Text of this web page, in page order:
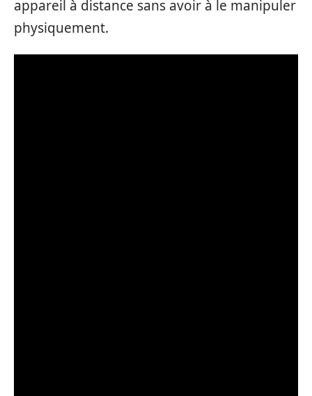
appareil à distance sans avoir à le manipuler
physiquement.